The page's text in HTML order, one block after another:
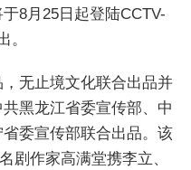
8月25日起登陆CCTV-
。
，无止境文化联合出品并
黑龙江省委宣传部、中
委宣传部联合出品。该
剧作家高满堂携李立、